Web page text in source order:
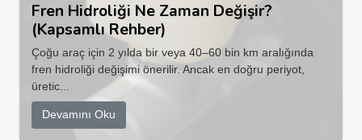
Fren Hidroliği Ne Zaman Değişir?
(Kapsamlı Rehber)
Çoğu araç için 2 yılda bir veya 40–60 bin km aralığında
fren hidroliği değişimi önerilir. Ancak en doğru periyot,
üretic...
Devamını Oku